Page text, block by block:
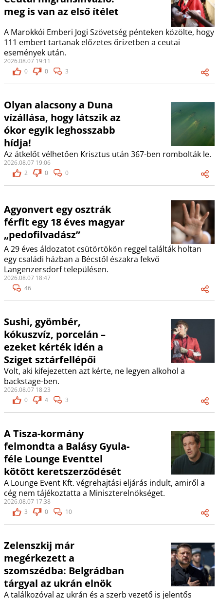
meg is van az első ítélet
A Marokkói Emberi Jogi Szövetség pénteken közölte, hogy
111 embert tartanak előzetes őrizetben a ceutai
események után.
2026.08.07 19:11
0
0 3
Olyan alacsony a Duna
vízállása, hogy látszik az
ókor egyik leghosszabb
hídja!
Az átkelőt vélhetően Krisztus után 367-ben rombolták le.
2026.08.07 19:06
2
0 0
Agyonvert egy osztrák
férfit egy 18 éves magyar
„pedofilvadász”
A 29 éves áldozatot csütörtökön reggel találták holtan
egy családi házban a Bécstől északra fekvő
Langenzersdorf településen.
2026.08.07 18:47
46
Sushi, gyömbér,
kókuszvíz, porcelán –
ezeket kérték idén a
Sziget sztárfellépői
Volt, aki kifejezetten azt kérte, ne legyen alkohol a
backstage-ben.
2026.08.07 18:23
0
4 3
A Tisza-kormány
felmondta a Balásy Gyula-
féle Lounge Eventtel
kötött keretszerződését
A Lounge Event Kft. végrehajtási eljárás indult, amiről a
cég nem tájékoztatta a Miniszterelnökséget.
2026.08.07 17:38
3
0 10
Zelenszkij már
megérkezett a
szomszédba: Belgrádban
tárgyal az ukrán elnök
A találkozóval az ukrán és a szerb vezető is jelentős